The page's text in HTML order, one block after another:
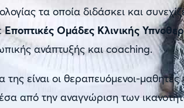
τα οποία διδάσκει και
Εποπτικές Ομάδες Κλινικής
ανάπτυξής και coaching.
είναι οι θεραπευόμενοι-
από την αναγνώριση των